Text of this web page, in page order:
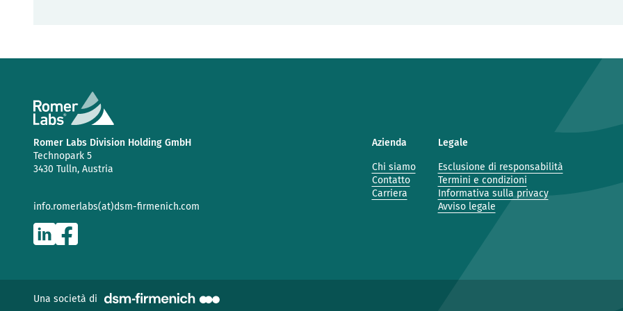
Romer Labs Division Holding GmbH
Technopark 5
3430 Tulln, Austria
info.romerlabs(at)dsm-firmenich.com
Azienda
Chi siamo
Contatto
Carriera
Legale
Esclusione di responsabilità
Termini e condizioni
Informativa sulla privacy
Avviso legale
Una società di